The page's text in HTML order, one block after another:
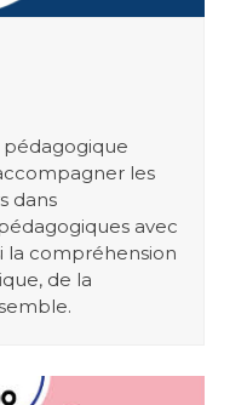
les
dans
avec
la compréhension
de la